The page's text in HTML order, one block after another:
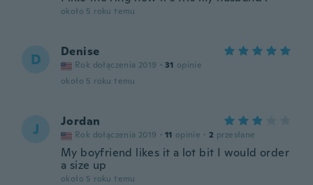
około 5 roku temu
D Denise
Rok dołączenia 2019 · 31 opinie
około 5 roku temu
J Jordan
Rok dołączenia 2019 · 11 opinie · 2 przesłane
My boyfriend likes it a lot bit I would order
a size up
około 5 roku temu